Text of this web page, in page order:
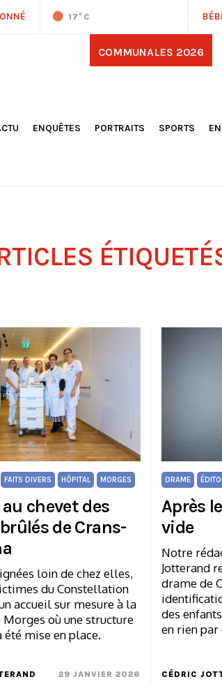
17 °C
COMMUNALES 2026
ENQUÊTES PORTRAITS
SPORTS
FAITS DIVERS HÔPITAL MORGES
chevet des
de Crans-
loin de chez elles,
du Constellation
accueil sur mesure à la
Morges où une structure
été mise en place.
29 JANVIER 2026
DRAME ÉDITO
Après
vide
Notre
Jotterand
drame de
des
en rien par
CÉDRIC